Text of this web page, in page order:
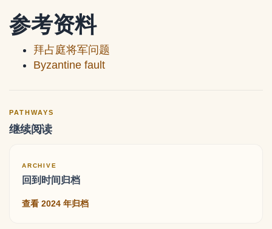
参考资料
拜占庭将军问题
Byzantine fault
PATHWAYS
继续阅读
ARCHIVE
回到时间归档
查看 2024 年归档